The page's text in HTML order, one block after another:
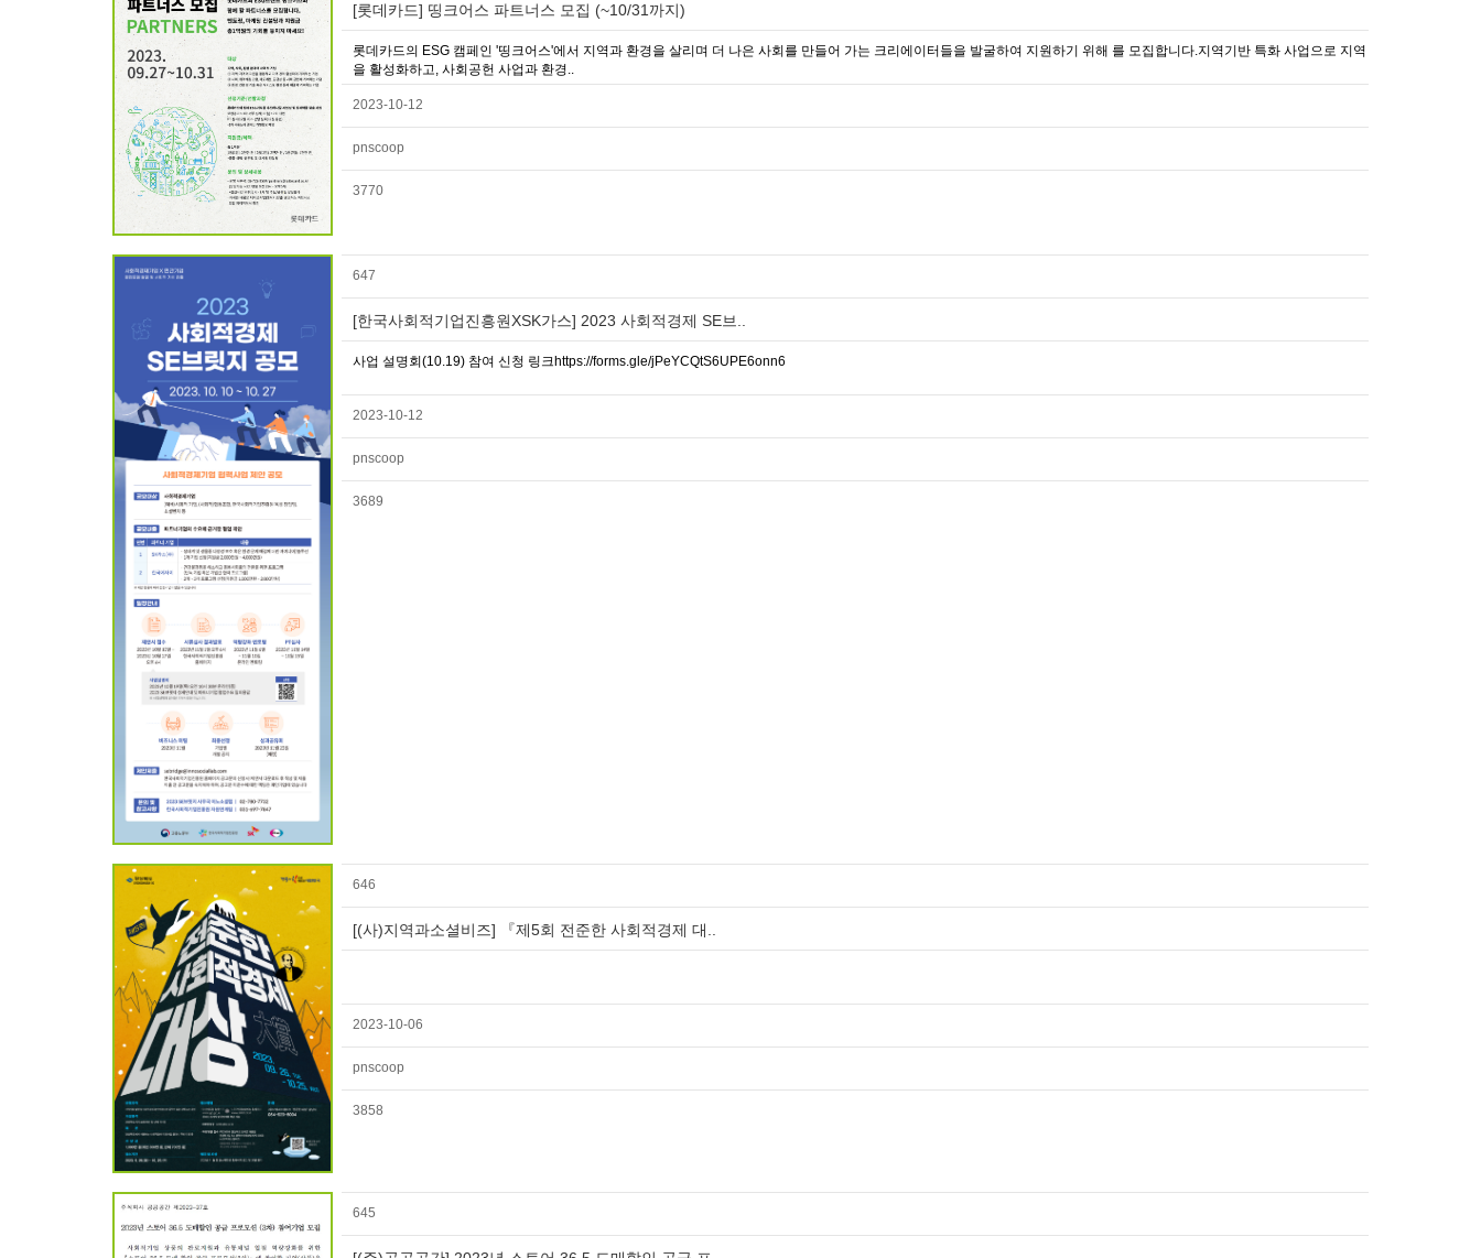
[롯데카드] 띵크어스 파트너스 모집 (~10/31까지)
롯데카드의 ESG 캠페인 '띵크어스'에서 지역과 환경을 살리며 더 나은 사회를 만들어 가는 크리에이터들을 발굴하여 지원하기 위해 를 모집합니다.지역기반 특화 사업으로 지역
을 활성화하고, 사회공헌 사업과 환경..
2023-10-12
pnscoop
3770
647
[한국사회적기업진흥원XSK가스] 2023 사회적경제 SE브..
사업 설명회(10.19) 참여 신청 링크https://forms.gle/jPeYCQtS6UPE6onn6
2023-10-12
pnscoop
3689
646
[(사)지역과소셜비즈] 『제5회 전준한 사회적경제 대..
2023-10-06
pnscoop
3858
645